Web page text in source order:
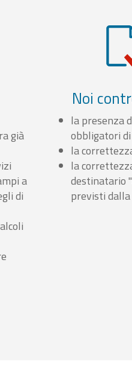
già
a
di
Noi
la presenza
obbligatori
la
la
destinatario
previsti